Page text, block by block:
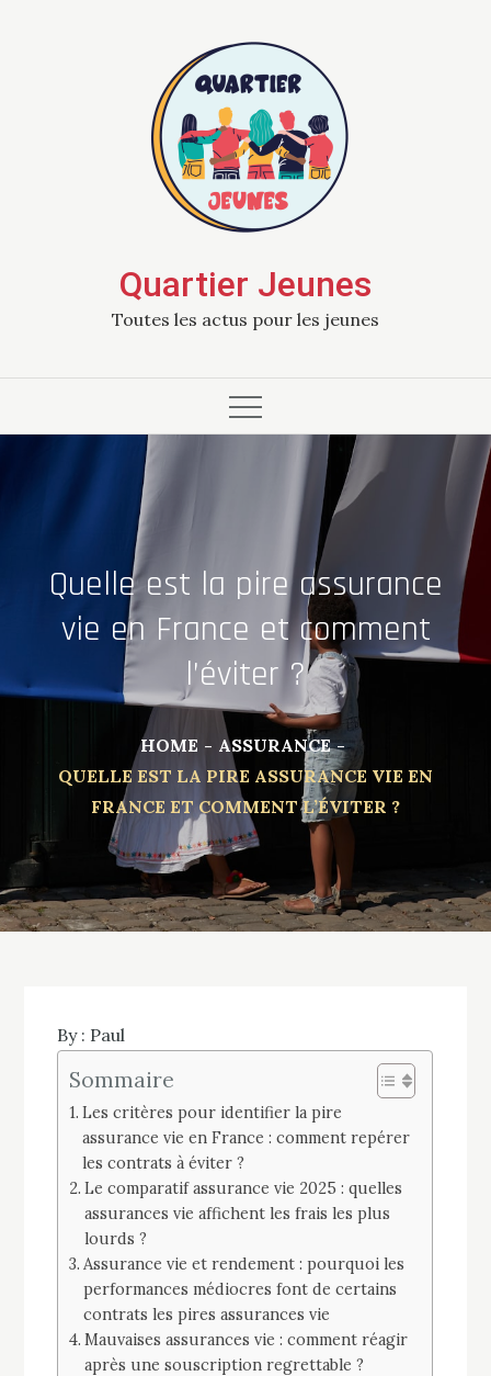
Quartier Jeunes
Toutes les actus pour les jeunes
Quelle est la pire assurance
vie en France et comment
l’éviter ?
HOME
ASSURANCE
QUELLE EST LA PIRE ASSURANCE VIE EN
FRANCE ET COMMENT L’ÉVITER ?
By : Paul
Sommaire
Les critères pour identifier la pire
assurance vie en France : comment repérer
les contrats à éviter ?
Le comparatif assurance vie 2025 : quelles
assurances vie affichent les frais les plus
lourds ?
Assurance vie et rendement : pourquoi les
performances médiocres font de certains
contrats les pires assurances vie
Mauvaises assurances vie : comment réagir
après une souscription regrettable ?